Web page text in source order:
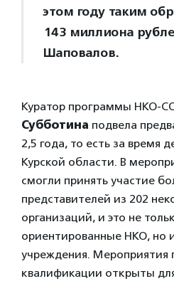
этом году таким
143 миллиона
Шаповалов.
Куратор программы НКО-
Субботина подвела
2,5 года, то есть за время
Курской области. В
смогли принять участие
представителей из 202
организаций, и это не
ориентированные НКО, но
учреждения.
квалификации открыты